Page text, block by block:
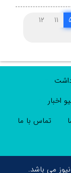
۱۱
۱۲
اخبار
تماس با ما
می باشد.